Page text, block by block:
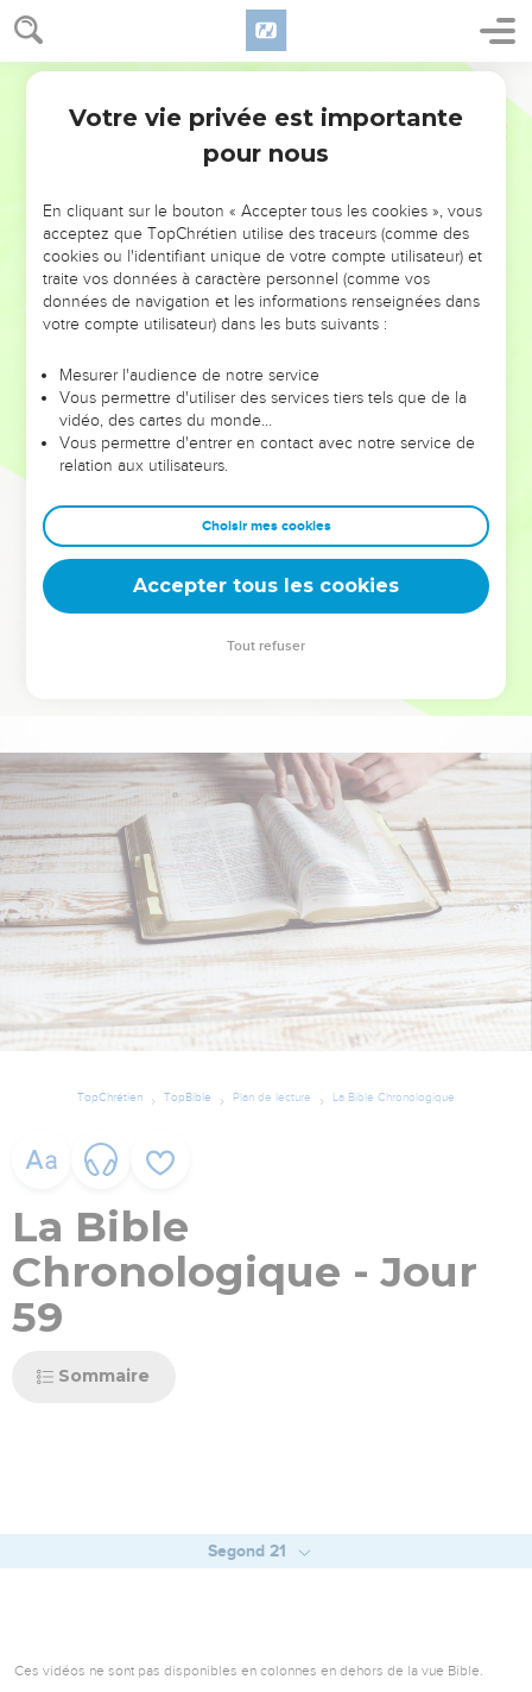
NE MANQUEZ PAS L’ÉVÉNEMENT
DE L’ANNÉE !
ET SI LEURS ERREURS POUVAIENT VOUS ÉVITER LES
VOTRES ?
leur foi ou leur vision. Mais on voit moins les doutes, les erreurs
et les saisons difficiles qu'ils ont traversés, alors même que ce
sont elles qui les ont façonnés.
Dans cette conférence, leaders, entrepreneurs, et responsables
clés pour avancer avec plus de sagesse afin que leurs erreurs
deviennent vos tremplins. Que vous guidiez un ministère, une
équipe, un groupe ou une famille, leur expérience est faite
TopChrétien TopBible Plan de lecture La Bible Chronologique
La Bible
Chronologique - Jour
59
Sommaire
Segond 21
Ces vidéos ne sont pas disponibles en colonnes en dehors de la vue Bible.
Votre vie privée est importante
pour nous
En cliquant sur le bouton « Accepter tous les cookies », vous
acceptez que TopChrétien utilise des traceurs (comme des
cookies ou l'identifiant unique de votre compte utilisateur) et
traite vos données à caractère personnel (comme vos
données de navigation et les informations renseignées dans
votre compte utilisateur) dans les buts suivants :
Mesurer l'audience de notre service
Vous permettre d'utiliser des services tiers tels que de la
vidéo, des cartes du monde…
Vous permettre d'entrer en contact avec notre service de
relation aux utilisateurs.
Choisir mes cookies
Accepter tous les cookies
Tout refuser